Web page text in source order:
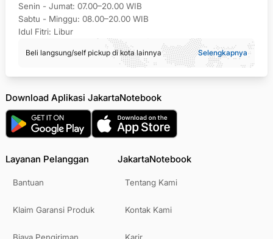
Senin - Jumat: 07.00–20.00 WIB
Sabtu - Minggu: 08.00–20.00 WIB
Idul Fitri: Libur
Beli langsung/self pickup di kota lainnya Selengkapnya
Download Aplikasi JakartaNotebook
Layanan Pelanggan
Bantuan
Klaim Garansi Produk
JakartaNotebook
Tentang Kami
Kontak Kami